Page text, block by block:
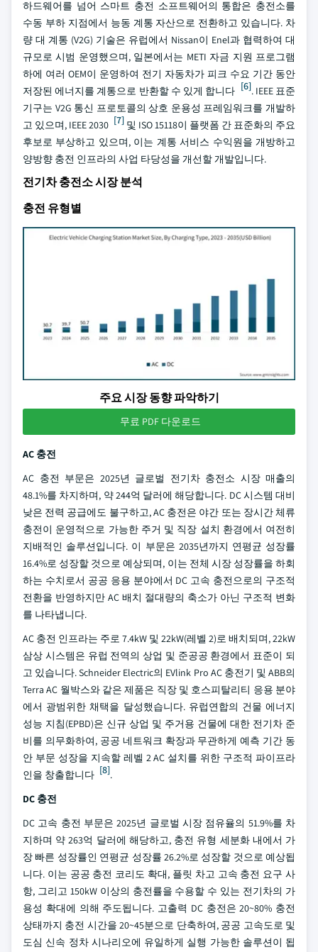
하드웨어를 넘어 스마트 충전 소프트웨어의 통합은 충전소를
수동 부하 지점에서 능동 계통 자산으로 전환하고 있습니다. 차
량 대 계통 (V2G) 기술은 유럽에서 Nissan이 Enel과 협력하여 대
규모로 시범 운영했으며, 일본에서는 METI 자금 지원 프로그램
하에 여러 OEM이 운영하여 전기 자동차가 피크 수요 기간 동안
저장된 에너지를 계통으로 반환할 수 있게 합니다 [6]. IEEE 표준
기구는 V2G 통신 프로토콜의 상호 운용성 프레임워크를 개발하
고 있으며, IEEE 2030 [7] 및 ISO 15118이 플랫폼 간 표준화의 주요
후보로 부상하고 있으며, 이는 계통 서비스 수익원을 개방하고
양방향 충전 인프라의 사업 타당성을 개선할 개발입니다.
전기차 충전소 시장 분석
충전 유형별
주요 시장 동향 파악하기
무료 PDF 다운로드
AC 충전
AC 충전 부문은 2025년 글로벌 전기차 충전소 시장 매출의
48.1%를 차지하며, 약 244억 달러에 해당합니다. DC 시스템 대비
낮은 전력 공급에도 불구하고, AC 충전은 야간 또는 장시간 체류
충전이 운영적으로 가능한 주거 및 직장 설치 환경에서 여전히
지배적인 솔루션입니다. 이 부문은 2035년까지 연평균 성장률
16.4%로 성장할 것으로 예상되며, 이는 전체 시장 성장률을 하회
하는 수치로서 공공 응용 분야에서 DC 고속 충전으로의 구조적
전환을 반영하지만 AC 배치 절대량의 축소가 아닌 구조적 변화
를 나타냅니다.
AC 충전 인프라는 주로 7.4kW 및 22kW(레벨 2)로 배치되며, 22kW
삼상 시스템은 유럽 전역의 상업 및 준공공 환경에서 표준이 되
고 있습니다. Schneider Electric의 EVlink Pro AC 충전기 및 ABB의
Terra AC 월박스와 같은 제품은 직장 및 호스피탈리티 응용 분야
에서 광범위한 채택을 달성했습니다. 유럽연합의 건물 에너지
성능 지침(EPBD)은 신규 상업 및 주거용 건물에 대한 전기차 준
비를 의무화하여, 공공 네트워크 확장과 무관하게 예측 기간 동
안 부문 성장을 지속할 레벨 2 AC 설치를 위한 구조적 파이프라
인을 창출합니다 [8].
DC 충전
DC 고속 충전 부문은 2025년 글로벌 시장 점유율의 51.9%를 차
지하며 약 263억 달러에 해당하고, 충전 유형 세분화 내에서 가
장 빠른 성장률인 연평균 성장률 26.2%로 성장할 것으로 예상됩
니다. 이는 공공 충전 코리도 확대, 플릿 차고 고속 충전 요구 사
항, 그리고 150kW 이상의 충전률을 수용할 수 있는 전기차의 가
용성 확대에 의해 주도됩니다. 고출력 DC 충전은 20~80% 충전
상태까지 충전 시간을 20~45분으로 단축하여, 공공 고속도로 및
도심 신속 정차 시나리오에 유일하게 실행 가능한 솔루션이 됩